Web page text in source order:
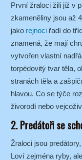
První žraloci žili již v
zkameněliny jsou až
jako rejnoci řadí do
znamená, že mají
vytvořen vlastní
torpédovitý tvar těla,
stranách těla a
hlavou. Co se týče
živorodí nebo
2. Predátoři se
Žraloci jsou
Loví zejména ryby,